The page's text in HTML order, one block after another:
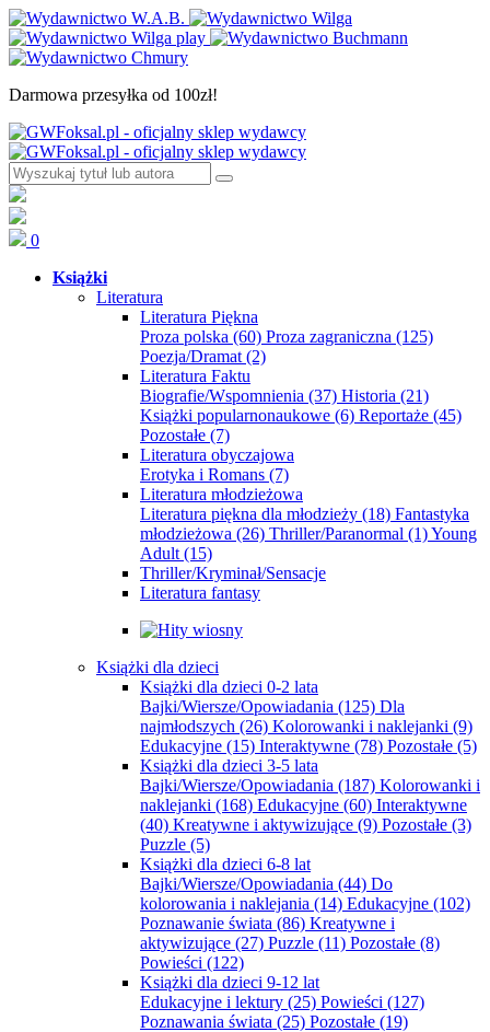
Darmowa przesyłka od 100zł!
0
Książki
Literatura
Literatura Piękna
Proza polska (60) Proza zagraniczna (125)
Poezja/Dramat (2)
Literatura Faktu
Biografie/Wspomnienia (37) Historia (21)
Książki popularnonaukowe (6) Reportaże (45)
Pozostałe (7)
Literatura obyczajowa
Erotyka i Romans (7)
Literatura młodzieżowa
Literatura piękna dla młodzieży (18) Fantastyka
młodzieżowa (26) Thriller/Paranormal (1)Young
Adult (15)
Thriller/Kryminał/Sensacje
Literatura fantasy
Książki dla dzieci
Książki dla dzieci 0-2 lata
Bajki/Wiersze/Opowiadania (125) Dla
najmłodszych (26) Kolorowanki i naklejanki (9)
Edukacyjne (15) Interaktywne (78) Pozostałe (5)
Książki dla dzieci 3-5 lata
Bajki/Wiersze/Opowiadania (187) Kolorowanki i
naklejanki (168) Edukacyjne (60) Interaktywne
(40) Kreatywne i aktywizujące (9) Pozostałe (3)
Puzzle (5)
Książki dla dzieci 6-8 lat
Bajki/Wiersze/Opowiadania (44) Do
kolorowania i naklejania (14) Edukacyjne (102)
Poznawanie świata (86) Kreatywne i
aktywizujące (27) Puzzle (11) Pozostałe (8)
Powieści (122)
Książki dla dzieci 9-12 lat
Edukacyjne i lektury (25) Powieści (127)
Poznawania świata (25) Pozostałe (19)